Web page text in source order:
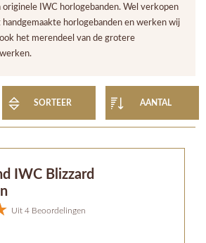
originele IWC horlogebanden. Wel verkopen
horlogebanden en werken wij
het merendeel van de grotere
SORTEER AANTAL
IWC Blizzard
Uit 4 Beoordelingen